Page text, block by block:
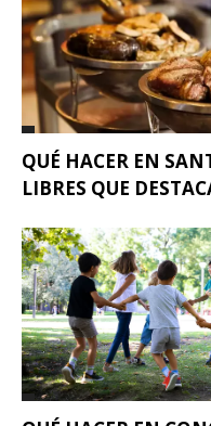
QUÉ HACER EN
LIBRES QUE